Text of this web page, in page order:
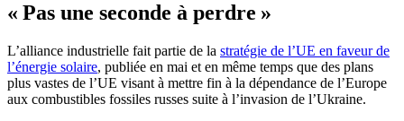
« Pas une seconde à perdre »
L’alliance industrielle fait partie de la stratégie de l’UE en faveur de
l’énergie solaire, publiée en mai et en même temps que des plans
plus vastes de l’UE visant à mettre fin à la dépendance de l’Europe
aux combustibles fossiles russes suite à l’invasion de l’Ukraine.